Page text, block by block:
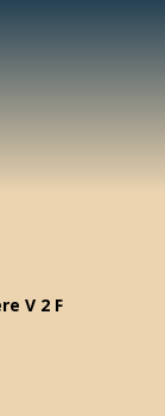
V 2 F